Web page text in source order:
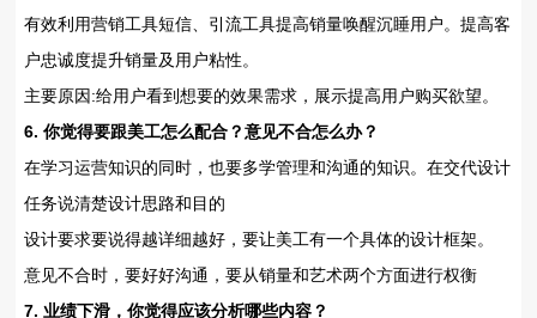
有效利用营销工具短信、引流工具提高销量唤醒沉睡用户。提高客
户忠诚度提升销量及用户粘性。
主要原因:给用户看到想要的效果需求，展示提高用户购买欲望。
6. 你觉得要跟美工怎么配合？意见不合怎么办？
在学习运营知识的同时，也要多学管理和沟通的知识。在交代设计
任务说清楚设计思路和目的
设计要求要说得越详细越好，要让美工有一个具体的设计框架。
意见不合时，要好好沟通，要从销量和艺术两个方面进行权衡
7. 业绩下滑，你觉得应该分析哪些内容？